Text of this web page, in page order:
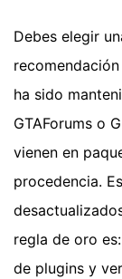
Debes elegir
ha sido
GTAForums o
vienen en
procedencia.
regla de oro
de plugins y